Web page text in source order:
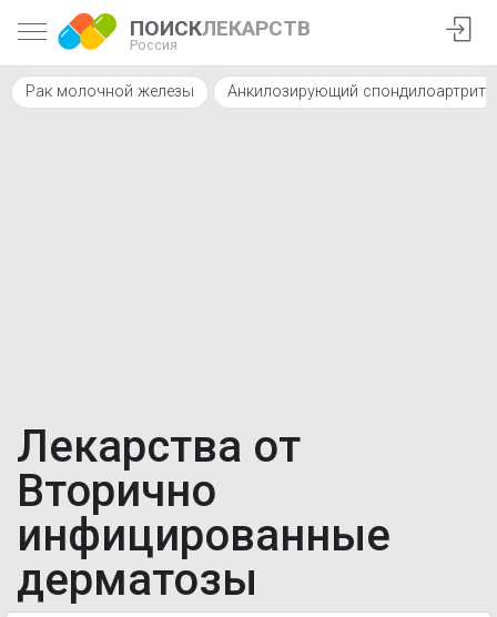
ПОИСКЛЕКАРСТВ
Россия
Рак молочной железы Анкилозирующий спондилоартрит
Лекарства от
Вторично
инфицированные
дерматозы